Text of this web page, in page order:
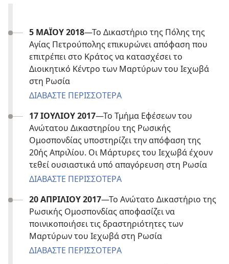
5 ΜΑΪΟΥ 2018—Το Δικαστήριο της Πόλης της
Αγίας Πετρούπολης επικυρώνει απόφαση που
επιτρέπει στο Κράτος να κατασχέσει το
Διοικητικό Κέντρο των Μαρτύρων του Ιεχωβά
στη Ρωσία
ΔΙΑΒΑΣΤΕ ΠΕΡΙΣΣΟΤΕΡΑ
17 ΙΟΥΛΙΟΥ 2017—Το Τμήμα Εφέσεων του
Ανώτατου Δικαστηρίου της Ρωσικής
Ομοσπονδίας υποστηρίζει την απόφαση της
20ής Απριλίου. Οι Μάρτυρες του Ιεχωβά έχουν
τεθεί ουσιαστικά υπό απαγόρευση στη Ρωσία
ΔΙΑΒΑΣΤΕ ΠΕΡΙΣΣΟΤΕΡΑ
20 ΑΠΡΙΛΙΟΥ 2017—Το Ανώτατο Δικαστήριο της
Ρωσικής Ομοσπονδίας αποφασίζει να
ποινικοποιήσει τις δραστηριότητες των
Μαρτύρων του Ιεχωβά στη Ρωσία
ΔΙΑΒΑΣΤΕ ΠΕΡΙΣΣΟΤΕΡΑ